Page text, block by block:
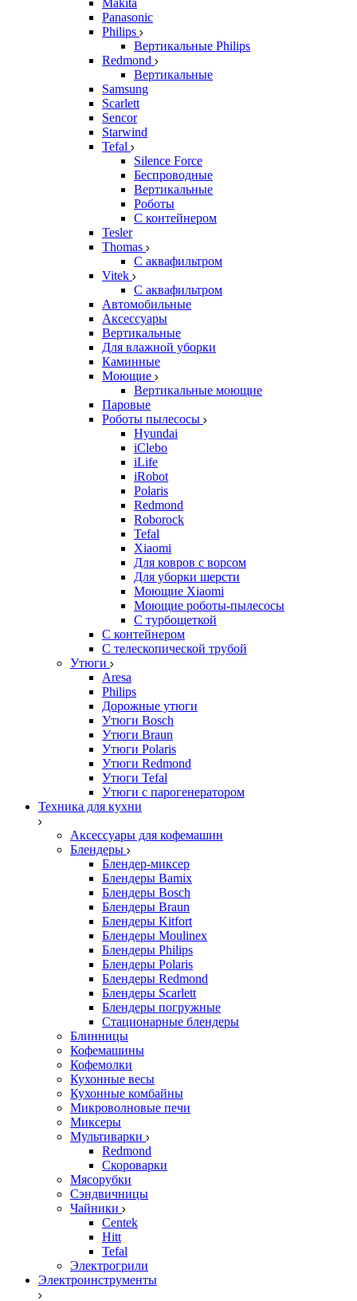
Makita
Panasonic
Philips
Вертикальные Philips
Redmond
Вертикальные
Samsung
Scarlett
Sencor
Starwind
Tefal
Silence Force
Беспроводные
Вертикальные
Роботы
С контейнером
Tesler
Thomas
С аквафильтром
Vitek
С аквафильтром
Автомобильные
Аксессуары
Вертикальные
Для влажной уборки
Каминные
Моющие
Вертикальные моющие
Паровые
Роботы пылесосы
Hyundai
iClebo
iLife
iRobot
Polaris
Redmond
Roborock
Tefal
Xiaomi
Для ковров с ворсом
Для уборки шерсти
Моющие Xiaomi
Моющие роботы-пылесосы
С турбощеткой
С контейнером
С телескопической трубой
Утюги
Aresa
Philips
Дорожные утюги
Утюги Bosch
Утюги Braun
Утюги Polaris
Утюги Redmond
Утюги Tefal
Утюги с парогенератором
Техника для кухни
Аксессуары для кофемашин
Блендеры
Блендер-миксер
Блендеры Bamix
Блендеры Bosch
Блендеры Braun
Блендеры Kitfort
Блендеры Moulinex
Блендеры Philips
Блендеры Polaris
Блендеры Redmond
Блендеры Scarlett
Блендеры погружные
Стационарные блендеры
Блинницы
Кофемашины
Кофемолки
Кухонные весы
Кухонные комбайны
Микроволновые печи
Миксеры
Мультиварки
Redmond
Скороварки
Мясорубки
Сэндвичницы
Чайники
Centek
Hitt
Tefal
Электрогрили
Электроинструменты